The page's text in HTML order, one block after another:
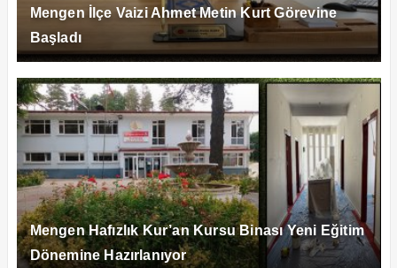
Mengen İlçe Vaizi Ahmet Metin Kurt Görevine
Başladı
Mengen Hafızlık Kur’an Kursu Binası Yeni Eğitim
Dönemine Hazırlanıyor